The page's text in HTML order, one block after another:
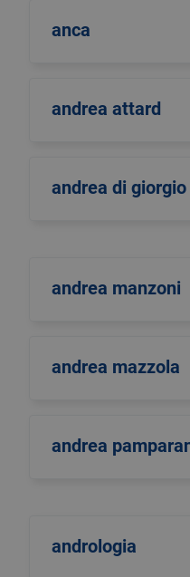
anca
andrea attard
andrea di giorgio
andrea manzoni
andrea mazzola
andrea
andrologia